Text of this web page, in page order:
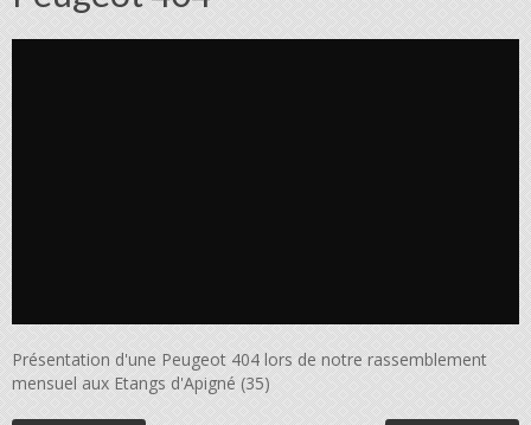
Présentation d'une Peugeot 404 lors de notre rassemblement
mensuel aux Etangs d'Apigné (35)